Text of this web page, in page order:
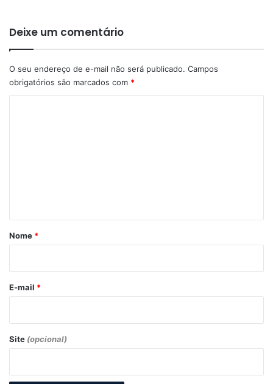
Deixe um comentário
O seu endereço de e-mail não será publicado. Campos
obrigatórios são marcados com *
r
*
Nome *
E-mail *
Site (opcional)